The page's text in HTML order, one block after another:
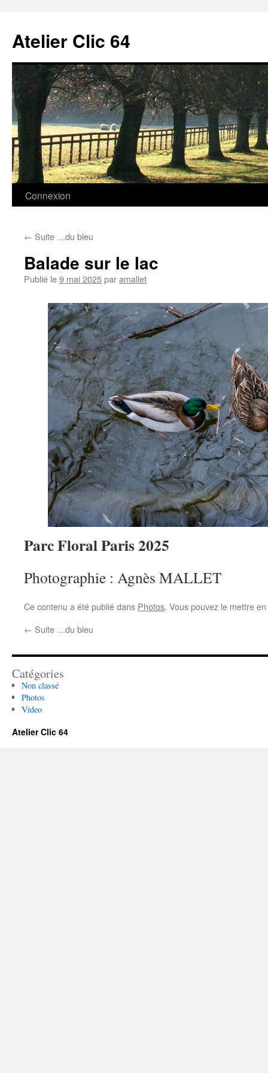
contenu
Atelier Clic 64
Connexion
← Suite …du bleu
Balade sur le lac
Publié le9 mai 2025paramallet
Parc Floral Paris 2025
Photographie : Agnès MALLET
Ce contenu a été publié dans Photos. Vous pouvez le mettre
← Suite …du bleu
Catégories
Non classé
Photos
Video
Atelier Clic 64